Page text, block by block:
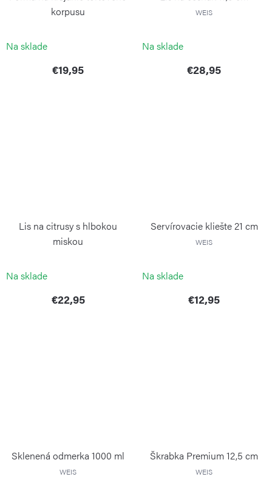
korpusu
Na sklade
€19,95
WEIS
Na sklade
€28,95
Lis na citrusy s hlbokou
miskou
Na sklade
€22,95
Servírovacie kliešte 21 cm
WEIS
Na sklade
€12,95
Sklenená odmerka 1000 ml
WEIS
Škrabka Premium 12,5 cm
WEIS